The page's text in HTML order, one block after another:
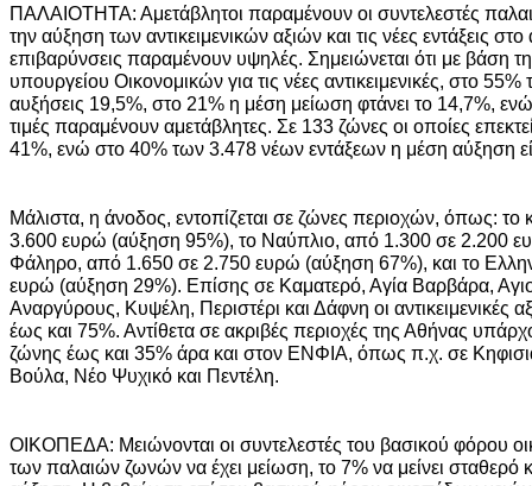
ΠΑΛΑΙΟΤΗΤΑ: Αμετάβλητοι παραμένουν οι συντελεστές
την αύξηση των αντικειμενικών αξιών και τις νέες εντάξεις στο
επιβαρύνσεις παραμένουν υψηλές. Σημειώνεται ότι με βάση
υπουργείου Οικονομικών για τις νέες αντικειμενικές, στο
αυξήσεις 19,5%, στο 21% η μέση μείωση φτάνει το 14,7%,
τιμές παραμένουν αμετάβλητες. Σε 133 ζώνες οι οποίες
41%, ενώ στο 40% των 3.478 νέων εντάξεων η μέση αύξηση
Μάλιστα, η άνοδος, εντοπίζεται σε ζώνες περιοχών, όπως:
3.600 ευρώ (αύξηση 95%), το Ναύπλιο, από 1.300 σε 2.200
Φάληρο, από 1.650 σε 2.750 ευρώ (αύξηση 67%), και το
ευρώ (αύξηση 29%). Επίσης σε Καματερό, Αγία Βαρβάρα, Αγιο
Αναργύρους, Κυψέλη, Περιστέρι και Δάφνη οι αντικειμενικές
έως και 75%. Αντίθετα σε ακριβές περιοχές της Αθήνας
ζώνης έως και 35% άρα και στον ΕΝΦΙΑ, όπως π.χ. σε
Βούλα, Νέο Ψυχικό και Πεντέλη.
ΟΙΚΟΠΕΔΑ: Μειώνονται οι συντελεστές του βασικού φόρου
των παλαιών ζωνών να έχει μείωση, το 7% να μείνει σταθερό